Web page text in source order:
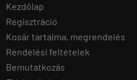
Kezdőlap
Regisztráció
Kosár tartalma, megrendelés
Rendelési feltételek
Bemutatkozás